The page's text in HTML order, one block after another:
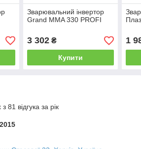
Зварювальний інвертор
Grand MMA 330 PROFI
3 302₴
Купити
1
81 відгука за рік